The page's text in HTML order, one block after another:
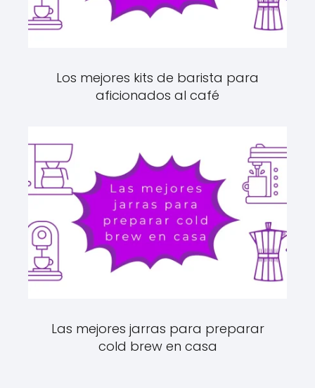
Los mejores kits de barista para
aficionados al café
Las mejores jarras para preparar
cold brew en casa